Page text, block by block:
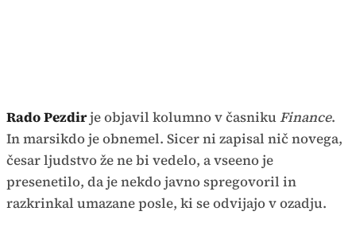
Rado Pezdirje objavil kolumno v časnikuFinance.
In marsikdo je obnemel. Sicer ni zapisal nič novega,
česar ljudstvo že ne bi vedelo, a vseeno je
presenetilo, da je nekdo javno spregovoril in
razkrinkal umazane posle, ki se odvijajo v ozadju.